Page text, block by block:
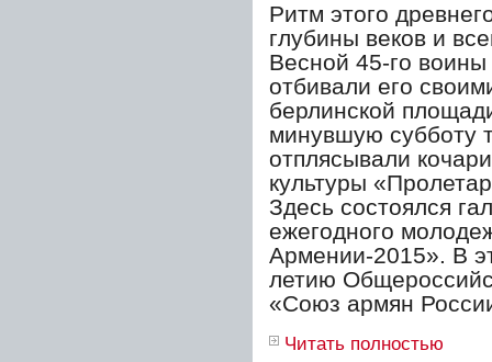
Ритм этого
глубины веков и
Весной 45-го
отбивали его
берлинской
минувшую субботу
отплясывали
культуры
Здесь состоялся
ежегодного
Армении-2015». В
летию
«Союз армян
Читать полностью